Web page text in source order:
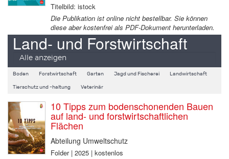
Titelbild: istock
Die Publikation ist online nicht bestellbar. Sie können
diese aber kostenfrei als PDF-Dokument herunterladen.
Land- und Forstwirtschaft
Alle anzeigen
Boden Forstwirtschaft Garten Jagd und Fischerei Landwirtschaft
Tierschutz und -haltung Veterinär
10 Tipps zum bodenschonenden Bauen
auf land- und forstwirtschaftlichen
Flächen
Abteilung Umweltschutz
Folder | 2025 | kostenlos